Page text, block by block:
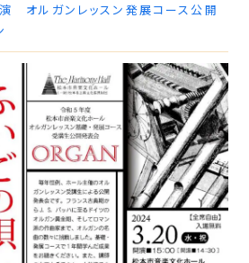
オルガンレッスン発展コース公開